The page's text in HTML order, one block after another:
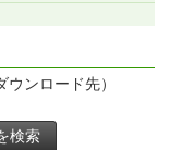
ンロード先）